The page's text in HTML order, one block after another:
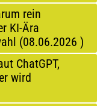
rein
KI-Ära
(08.06.2026 )
ChatGPT,
wird